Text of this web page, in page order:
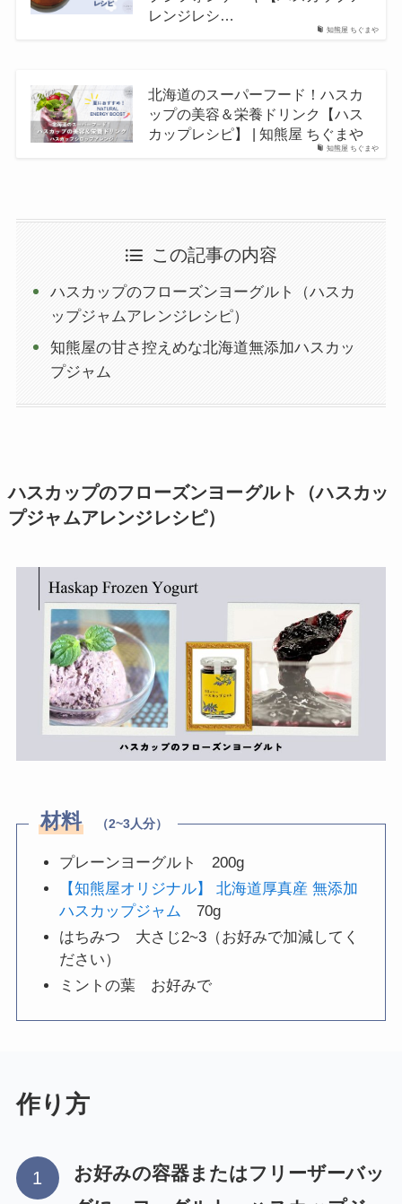
知熊屋 ちぐまや
レンジレシ…
知熊屋 ちぐまや
北海道のスーパーフード！ハスカ
ップの美容＆栄養ドリンク【ハス
カップレシピ】 | 知熊屋 ちぐまや
この記事の内容
ハスカップのフローズンヨーグルト（ハスカ
ップジャムアレンジレシピ）
知熊屋の甘さ控えめな北海道無添加ハスカッ
プジャム
ハスカップのフローズンヨーグルト（ハスカッ
プジャムアレンジレシピ）
材料 （2~3人分）
プレーンヨーグルト 200g
【知熊屋オリジナル】 北海道厚真産 無添加
ハスカップジャム 70g
はちみつ 大さじ2~3（お好みで加減してく
ださい）
ミントの葉 お好みで
作り方
お好みの容器またはフリーザーバッ